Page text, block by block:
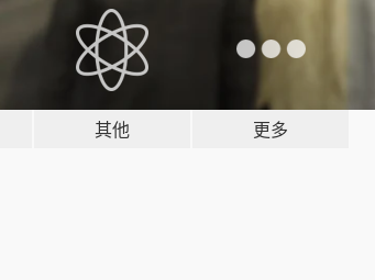
其他 更多